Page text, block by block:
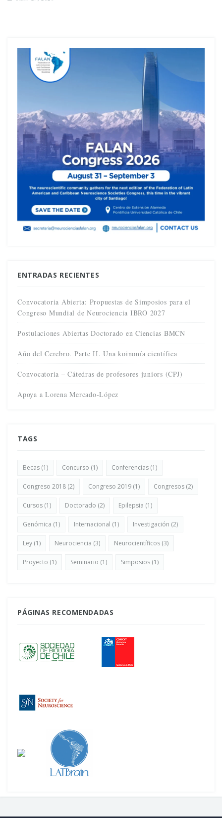
ENTRADAS RECIENTES
Convocatoria Abierta: Propuestas de Simposios para el
Congreso Mundial de Neurociencia IBRO 2027
Postulaciones Abiertas Doctorado en Ciencias BMCN
Año del Cerebro. Parte II. Una koinonía científica
Convocatoria – Cátedras de profesores juniors (CPJ)
Apoya a Lorena Mercado-López
TAGS
Becas (1) Concurso (1) Conferencias (1)
Congreso 2018 (2) Congreso 2019 (1) Congresos (2)
Cursos (1) Doctorado (2) Epilepsia (1)
Genómica (1) Internacional (1) Investigación (2)
Ley (1) Neurociencia (3) Neurocientíficos (3)
Proyecto (1) Seminario (1) Simposios (1)
PÁGINAS RECOMENDADAS